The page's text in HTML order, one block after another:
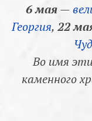
6 мая—
Георгия, 22
Во имя
каменного